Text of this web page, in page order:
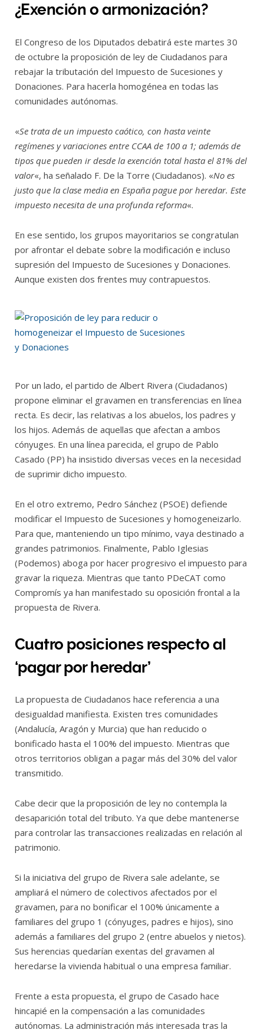
¿Exención o armonización?
El Congreso de los Diputados debatirá este martes 30
de octubre la proposición de ley de Ciudadanos para
rebajar la tributación del Impuesto de Sucesiones y
Donaciones. Para hacerla homogénea en todas las
comunidades autónomas.
«Se trata de un impuesto caótico, con hasta veinte
regímenes y variaciones entre CCAA de 100 a 1; además de
tipos que pueden ir desde la exención total hasta el 81% del
valor«, ha señalado F. De la Torre (Ciudadanos). «No es
justo que la clase media en España pague por heredar. Este
impuesto necesita de una profunda reforma«.
En ese sentido, los grupos mayoritarios se congratulan
por afrontar el debate sobre la modificación e incluso
supresión del Impuesto de Sucesiones y Donaciones.
Aunque existen dos frentes muy contrapuestos.
Por un lado, el partido de Albert Rivera (Ciudadanos)
propone eliminar el gravamen en transferencias en línea
recta. Es decir, las relativas a los abuelos, los padres y
los hijos. Además de aquellas que afectan a ambos
cónyuges. En una línea parecida, el grupo de Pablo
Casado (PP) ha insistido diversas veces en la necesidad
de suprimir dicho impuesto.
En el otro extremo, Pedro Sánchez (PSOE) defiende
modificar el Impuesto de Sucesiones y homogeneizarlo.
Para que, manteniendo un tipo mínimo, vaya destinado a
grandes patrimonios. Finalmente, Pablo Iglesias
(Podemos) aboga por hacer progresivo el impuesto para
gravar la riqueza. Mientras que tanto PDeCAT como
Compromís ya han manifestado su oposición frontal a la
propuesta de Rivera.
Cuatro posiciones respecto al
‘pagar por heredar’
La propuesta de Ciudadanos hace referencia a una
desigualdad manifiesta. Existen tres comunidades
(Andalucía, Aragón y Murcia) que han reducido o
bonificado hasta el 100% del impuesto. Mientras que
otros territorios obligan a pagar más del 30% del valor
transmitido.
Cabe decir que la proposición de ley no contempla la
desaparición total del tributo. Ya que debe mantenerse
para controlar las transacciones realizadas en relación al
patrimonio.
Si la iniciativa del grupo de Rivera sale adelante, se
ampliará el número de colectivos afectados por el
gravamen, para no bonificar el 100% únicamente a
familiares del grupo 1 (cónyuges, padres e hijos), sino
además a familiares del grupo 2 (entre abuelos y nietos).
Sus herencias quedarían exentas del gravamen al
heredarse la vivienda habitual o una empresa familiar.
Frente a esta propuesta, el grupo de Casado hace
hincapié en la compensación a las comunidades
autónomas. La administración más interesada tras la